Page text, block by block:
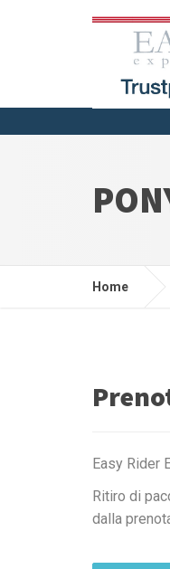
Home
Easy Rider
Ritiro di
dalla